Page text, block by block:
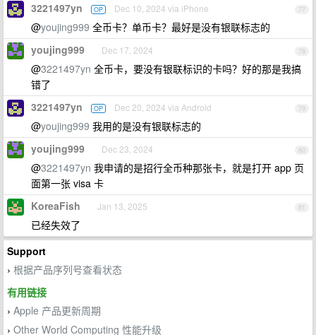
77
3221497yn OP Dec 10, 2024 via iPhone
@youjing999 全币卡？单币卡？最好是没有银联标志的
78
youjing999 Dec 17, 2024
@3221497yn 全币卡，要没有银联标识的卡吗？好的那是我搞
错了
79
3221497yn OP Dec 20, 2024 via Android
@youjing999 我用的是没有银联标志的
80
youjing999 Dec 23, 2024
@3221497yn 我申请的是招行全币种那张卡，就是打开 app 页
面第一张 visa 卡
81
KoreaFish Jan 13, 2025
已经失效了
Support
› 根据产品序列号查看状态
有用链接
› Apple 产品更新周期
› Other World Computing 性能升级